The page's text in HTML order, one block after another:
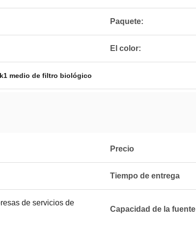
Paquete:
El color:
k1 medio de filtro biológico
Precio
Tiempo de entrega
de servicios de
Capacidad de la fuente